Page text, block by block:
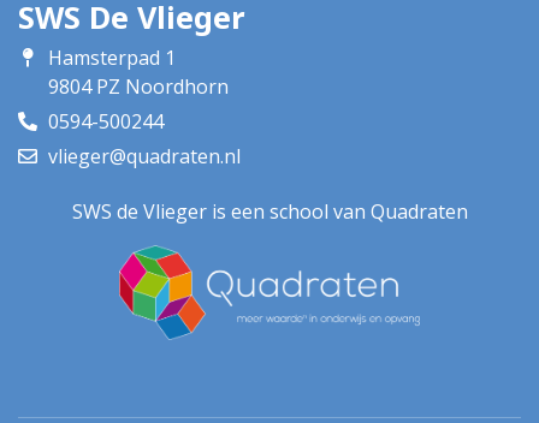
SWS De Vlieger
Hamsterpad 1
9804 PZ Noordhorn
0594-500244
vlieger@quadraten.nl
SWS de Vlieger is een school van Quadraten